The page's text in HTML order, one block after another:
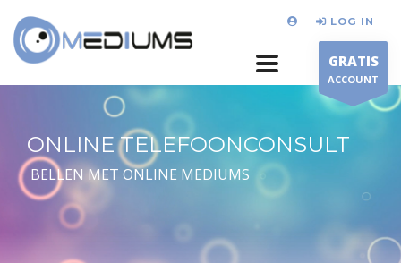
LOG IN
GRATIS
ACCOUNT
ONLINE TELEFOONCONSULT
BELLEN MET ONLINE MEDIUMS